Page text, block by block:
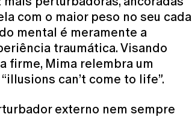
com o maior peso no seu cada
mental é meramente a
traumática. Visando
firme, Mima relembra um
can’t come to life”.
externo nem sempre